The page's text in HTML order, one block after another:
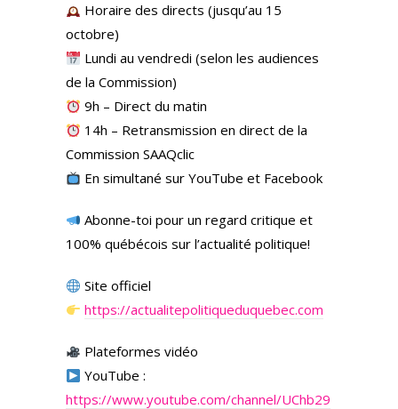
Horaire des directs (jusqu’au 15
octobre)
Lundi au vendredi (selon les audiences
de la Commission)
9h – Direct du matin
14h – Retransmission en direct de la
Commission SAAQclic
En simultané sur YouTube et Facebook
Abonne-toi pour un regard critique et
100% québécois sur l’actualité politique!
Site officiel
https://actualitepolitiqueduquebec.com
Plateformes vidéo
YouTube :
https://www.youtube.com/channel/UChb29